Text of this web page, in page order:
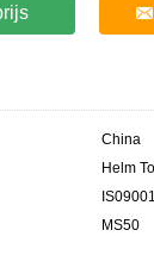
China
Helm
IS09001
MS50